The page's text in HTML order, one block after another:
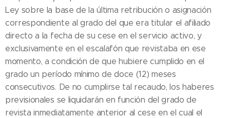
Ley sobre la base de la última retribución o asignación
correspondiente al grado del que era titular el afiliado
directo a la fecha de su cese en el servicio activo, y
exclusivamente en el escalafón que revistaba en ese
momento, a condición de que hubiere cumplido en el
grado un período mínimo de doce (12) meses
consecutivos. De no cumplirse tal recaudo, los haberes
previsionales se liquidarán en función del grado de
revista inmediatamente anterior al cese en el cual el